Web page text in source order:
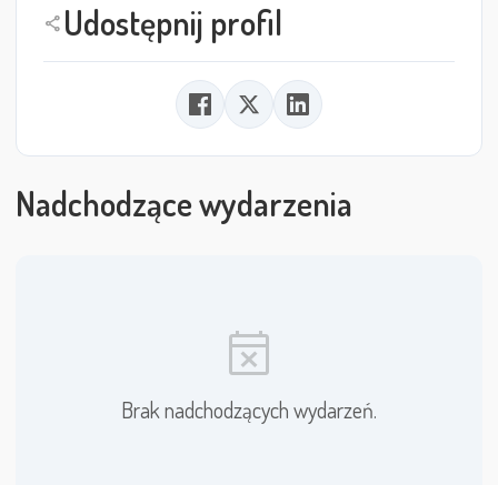
share Udostępnij profil
Nadchodzące wydarzenia
event_busy
Brak nadchodzących wydarzeń.